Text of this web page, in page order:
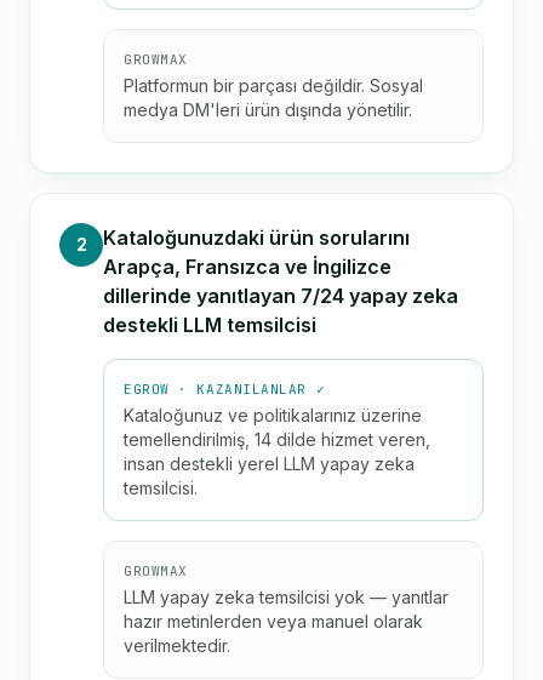
GROWMAX
Platformun bir parçası değildir. Sosyal
medya DM'leri ürün dışında yönetilir.
2
Kataloğunuzdaki ürün sorularını
Arapça, Fransızca ve İngilizce
dillerinde yanıtlayan 7/24 yapay zeka
destekli LLM temsilcisi
EGROW · KAZANILANLAR ✓
Kataloğunuz ve politikalarınız üzerine
temellendirilmiş, 14 dilde hizmet veren,
insan destekli yerel LLM yapay zeka
temsilcisi.
GROWMAX
LLM yapay zeka temsilcisi yok — yanıtlar
hazır metinlerden veya manuel olarak
verilmektedir.